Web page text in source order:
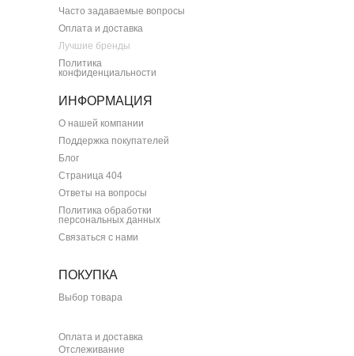
ИНФОРМАЦИЯ
ПОКУПКА
Часто задаваемые вопросы
Оплата и доставка
Лучшие бренды
Политика
конфиденциальности
О нашей компании
Поддержка покупателей
Блог
Страница 404
Ответы на вопросы
Политика обработки
персональных данных
Связаться с нами
Выбор товара
Оплата и доставка
Отслеживание